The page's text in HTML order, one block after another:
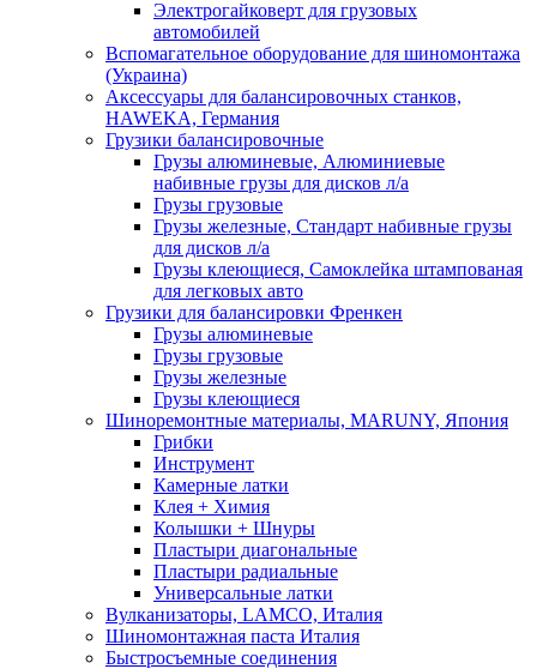
Электрогайковерт для грузовых
автомобилей
Вспомагательное оборудование для шиномонтажа
(Украина)
Аксессуары для балансировочных станков,
HAWEKA, Германия
Грузики балансировочные
Грузы алюминевые, Алюминиевые
набивные грузы для дисков л/а
Грузы грузовые
Грузы железные, Cтандарт набивные грузы
для дисков л/а
Грузы клеющиеся, Самоклейка штампованая
для легковых авто
Грузики для балансировки Френкен
Грузы алюминевые
Грузы грузовые
Грузы железные
Грузы клеющиеся
Шиноремонтные материалы, MARUNY, Япония
Грибки
Инструмент
Камерные латки
Клея + Химия
Колышки + Шнуры
Пластыри диагональные
Пластыри радиальные
Универсальные латки
Вулканизаторы, LAMCO, Италия
Шиномонтажная паста Италия
Быстросъемные соединения